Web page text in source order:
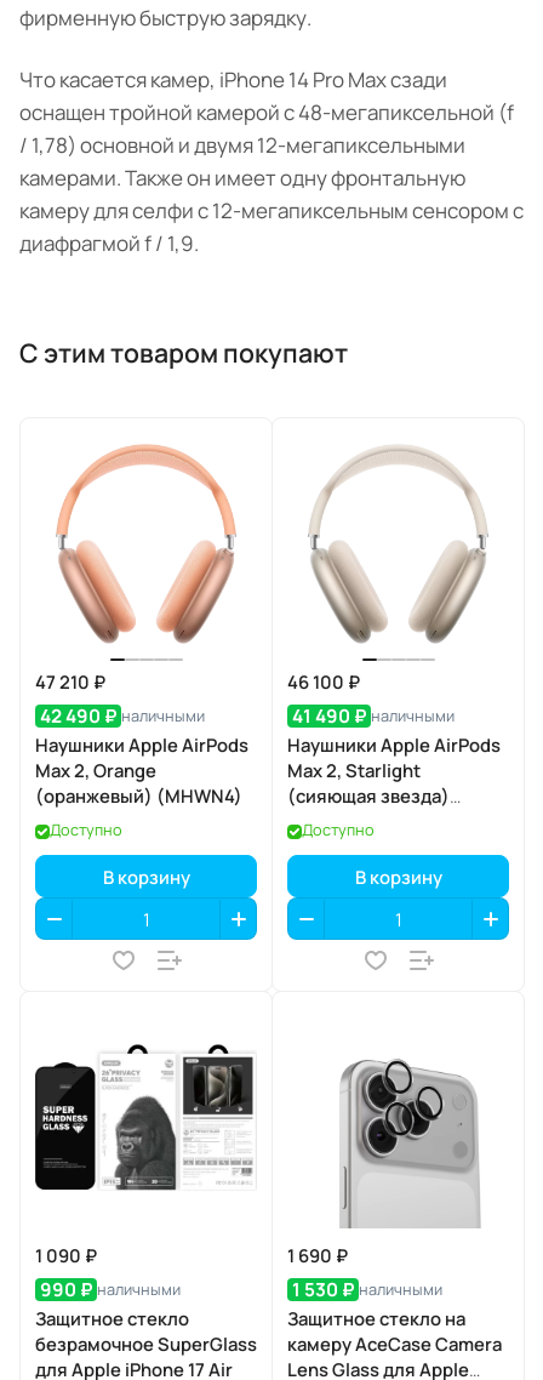
фирменную быструю зарядку.
Что касается камер, iPhone 14 Pro Max сзади
оснащен тройной камерой с 48-мегапиксельной (f
/ 1,78) основной и двумя 12-мегапиксельными
камерами. Также он имеет одну фронтальную
камеру для селфи с 12-мегапиксельным сенсором с
диафрагмой f / 1,9.
С этим товаром покупают
47 210 ₽
42 490 ₽ наличными
Наушники Apple AirPods
Max 2, Orange
(оранжевый) (MHWN4)
Доступно
В корзину
46 100 ₽
41 490 ₽ наличными
Наушники Apple AirPods
Max 2, Starlight
(сияющая звезда)
(MHWL4)
Доступно
В корзину
1 090 ₽
990 ₽ наличными
Защитное стекло
безрамочное SuperGlass
для Apple iPhone 17 Air
1 690 ₽
1 530 ₽ наличными
Защитное стекло на
камеру AceCase Camera
Lens Glass для Apple